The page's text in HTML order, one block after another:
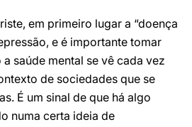
em primeiro lugar a “doença
e é importante tomar
saúde mental se vê cada vez
de sociedades que se
É um sinal de que há algo
numa certa ideia de